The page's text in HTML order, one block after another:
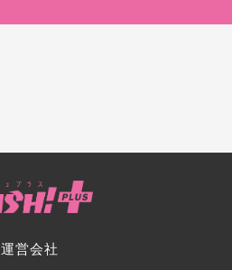
運営会社